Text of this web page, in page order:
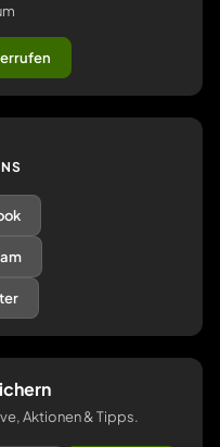
Aktionen & Tipps.